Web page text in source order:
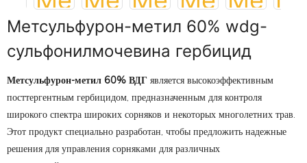
Метсульфурон-метил 60% wdg-
сульфонилмочевина гербицид
Метсульфурон-метил 60% ВДГ является высокоэффективным
посттергентным гербицидом, предназначенным для контроля
широкого спектра широких сорняков и некоторых многолетних трав.
Этот продукт специально разработан, чтобы предложить надежные
решения для управления сорняками для различных